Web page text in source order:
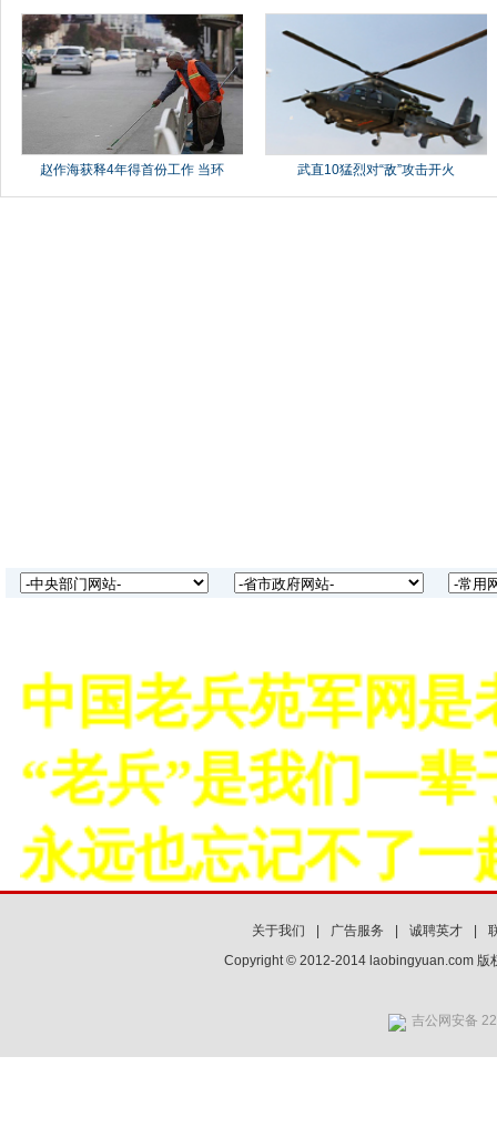
赵作海获释4年得首份工作 当环 武直10猛烈对“敌”攻击开火
国老兵苑军网是
老兵”是我们一辈
远也忘记不了一
关于我们 广告服务 诚聘英才
Copyright © 2012-2014 laobingyuan.com 版
吉公网安备